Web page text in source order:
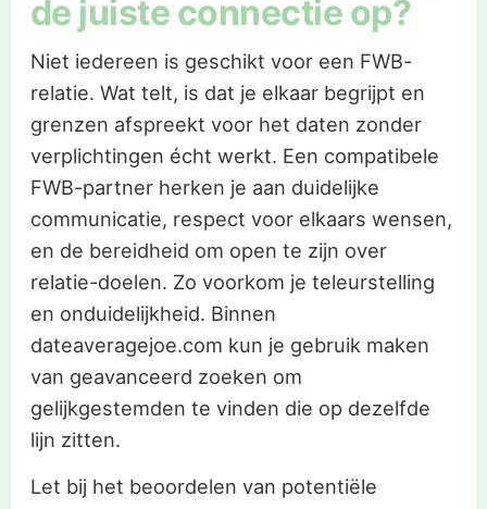
de juiste connectie op?
Niet iedereen is geschikt voor een FWB-
relatie. Wat telt, is dat je elkaar begrijpt en
grenzen afspreekt voor het daten zonder
verplichtingen écht werkt. Een compatibele
FWB-partner herken je aan duidelijke
communicatie, respect voor elkaars wensen,
en de bereidheid om open te zijn over
relatie-doelen. Zo voorkom je teleurstelling
en onduidelijkheid. Binnen
dateaveragejoe.com kun je gebruik maken
van geavanceerd zoeken om
gelijkgestemden te vinden die op dezelfde
lijn zitten.
Let bij het beoordelen van potentiële